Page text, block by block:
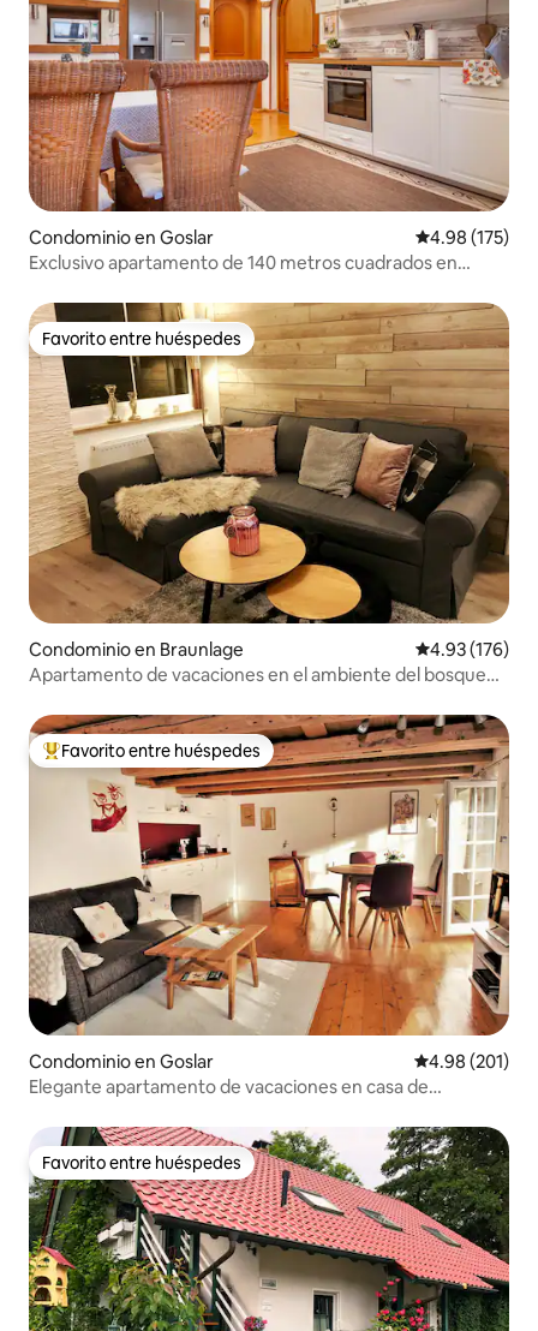
Condominio en Goslar Calificación
4.98 (175)
Exclusivo apartamento de 140 metros cuadrados en
Favorito entre huéspedes
Favorito entre huéspedes
Condominio en Braunlage Calificación
4.93 (176)
Apartamento de vacaciones en el ambiente del bosque
De los mejores en Favorito entre huéspedes
Favorito entre huéspedes
Condominio en Goslar Calificación
4.98 (201)
Elegante apartamento de vacaciones en casa de
Favorito entre huéspedes
Favorito entre huéspedes